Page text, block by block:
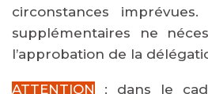
circonstances
supplémentaires ne
l’approbation de la
ATTENTION : dans le